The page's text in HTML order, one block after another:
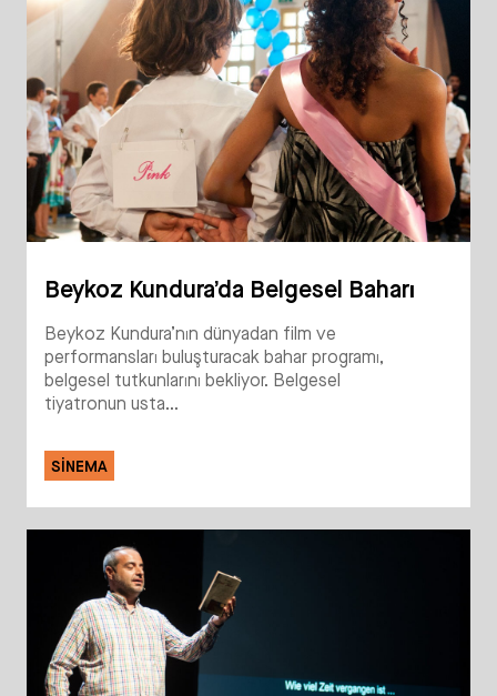
Beykoz Kundura’da Belgesel Baharı
Beykoz Kundura’nın dünyadan film ve
performansları buluşturacak bahar programı,
belgesel tutkunlarını bekliyor. Belgesel
tiyatronun usta...
SINEMA